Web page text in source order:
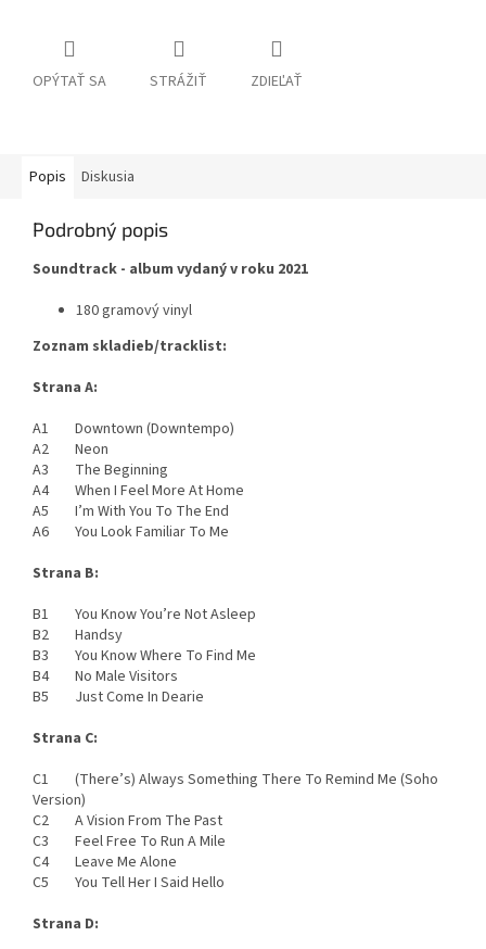
OPÝTAŤ SA STRÁŽIŤ ZDIEĽAŤ
Popis Diskusia
Podrobný popis
Soundtrack - album vydaný v roku 2021
180 gramový vinyl
Zoznam skladieb/tracklist:
Strana A:
A1 Downtown (Downtempo)
A2 Neon
A3 The Beginning
A4 When I Feel More At Home
A5 I’m With You To The End
A6 You Look Familiar To Me
Strana B:
B1 You Know You’re Not Asleep
B2 Handsy
B3 You Know Where To Find Me
B4 No Male Visitors
B5 Just Come In Dearie
Strana C:
C1 (There’s) Always Something There To Remind Me (Soho
Version)
C2 A Vision From The Past
C3 Feel Free To Run A Mile
C4 Leave Me Alone
C5 You Tell Her I Said Hello
Strana D: